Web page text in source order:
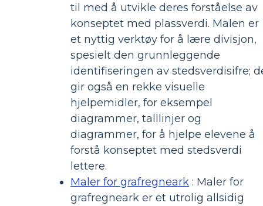
til med å utvikle deres forståelse av
konseptet med plassverdi. Malen er
et nyttig verktøy for å lære divisjon,
spesielt den grunnleggende
identifiseringen av stedsverdisifre;
gir også en rekke visuelle
hjelpemidler, for eksempel
diagrammer, talllinjer og
diagrammer, for å hjelpe elevene å
forstå konseptet med stedsverdi
lettere.
Maler for grafregneark : Maler for
grafregneark er et utrolig allsidig